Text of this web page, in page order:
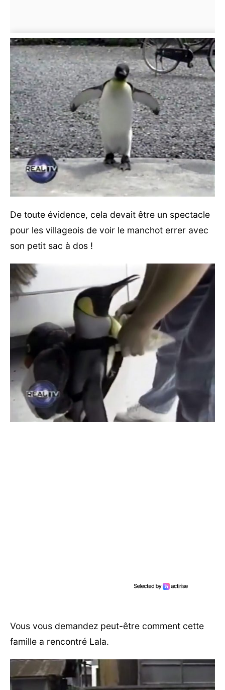
De toute évidence, cela devait être un spectacle
pour les villageois de voir le manchot errer avec
son petit sac à dos !
Vous vous demandez peut-être comment cette
famille a rencontré Lala.